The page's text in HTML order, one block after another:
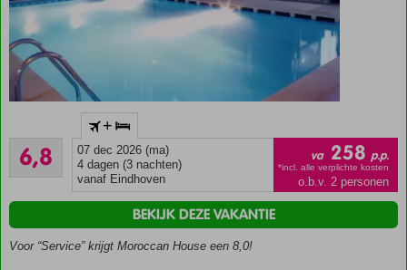
zwembad
of
golfbaan
Gratis
shuttleservice
naar
Marrakech
Ontspannen
op een
ligbed aan
het
traditionele
riad stijl
Het
Djemaa El
Fna plein
loopafstand
6,8
Ruim voldoende
4
beoordelingen
+
07 dec 2026 (ma)
4 dagen (3 nachten)
vanaf Eindhoven
va 258 p.p.
*incl. alle verplichte kosten
o.b.v. 2 personen
Voor “Service” krijgt Moroccan House een 8,0!
BEKIJK DEZE VAKANTIE